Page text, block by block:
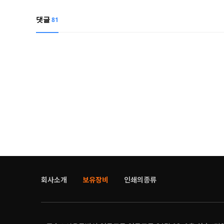
댓글81
회사소개 보유장비 인쇄의종류